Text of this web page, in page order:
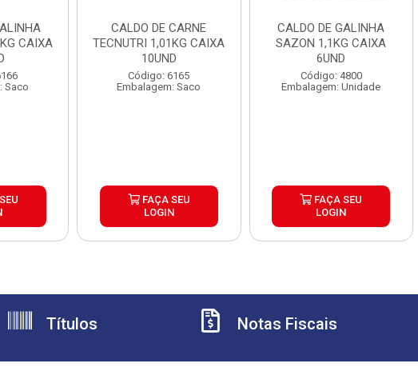
CAIXA
Saco
CALDO DE CARNE
TECNUTRI 1,01KG CAIXA
10UND
Código: 6165
Embalagem: Saco
FAÇA SEU
LOGIN
CALDO DE GALINHA
SAZON 1,1KG CAIXA
6UND
Código: 4800
Embalagem: Unidade
FAÇA SEU
LOGIN
Títulos Notas Fiscais